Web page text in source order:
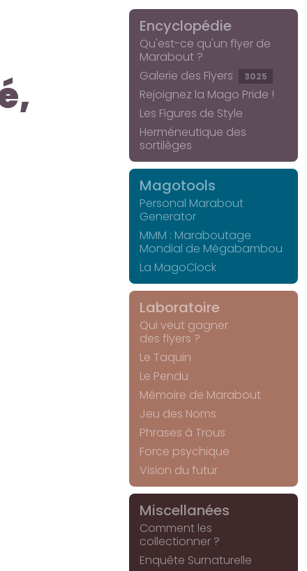
Encyclopédie
Qu'est-ce qu'un flyer de
Marabout ?
Galerie des Flyers
3025
Rejoignez la Mago Pride !
Les Figures de Style
Herméneutique des
sortilèges
Magotools
Personal Marabout
Generator
MMM : Maraboutage
Mondial de Mégabambou
La MagoClock
Laboratoire
Qui veut gagner
des flyers ?
Le Taquin
Le Pendu
Mémoire de Marabout
Jeu des Noms
Phrases à Trous
Force psychique
Vision du futur
Miscellanées
Comment les
collectionner ?
Enquête Surnaturelle